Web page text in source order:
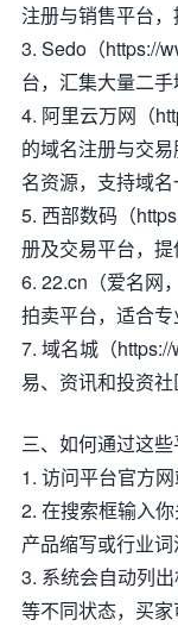
注册与销售平台，
3. Sedo（https://
台，汇集大量二手
4. 阿里云万网（
的域名注册与交
名资源，支持域名
5. 西部数码（
册及交易平台，提
6. 22.cn（爱名网
拍卖平台，适合专
7. 域名城（
易、资讯和投资社
三、如何通过这
1. 访问平台官方
2. 在搜索框输入你
产品缩写或行业词
3. 系统会自动列出
等不同状态，买家